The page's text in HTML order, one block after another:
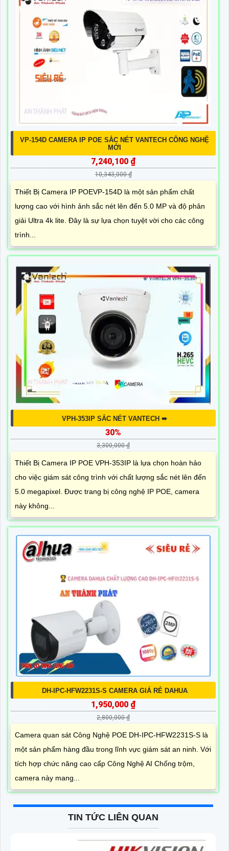
VP-154D CAMERA IP POE SẮC NÉT VANTECH CÔNG NGHỆ
MỚI
7,240,100 ₫
10,343,000 ₫
Thiết Bị Camera IP POEVP-154D là một sản phẩm chất
lượng cao với hình ảnh sắc nét lên đến 5.0 MP và độ phân
giải Ultra 4k lite. Đây là sự lựa chọn tuyệt vời cho các công
trình...
VPH-353IP SẮC NÉT VANTECH ➠
30%
3,300,000 ₫
Thiết Bị Camera IP POE VPH-353IP là lựa chọn hoàn hảo
cho việc giám sát công trình với chất lượng sắc nét lên đến
5.0 megapixel. Được trang bị công nghệ IP POE, camera
này không...
DH-IPC-HFW2231S-S CAMERA GIÁ RẺ DAHUA
1,950,000 ₫
2,800,000 ₫
Camera quan sát Công Nghệ POE DH-IPC-HFW2231S-S là
một sản phẩm hàng đầu trong lĩnh vực giám sát an ninh. Với
tích hợp chức năng cao cấp Công Nghệ AI Chống trộm,
camera này mang...
TIN TỨC LIÊN QUAN